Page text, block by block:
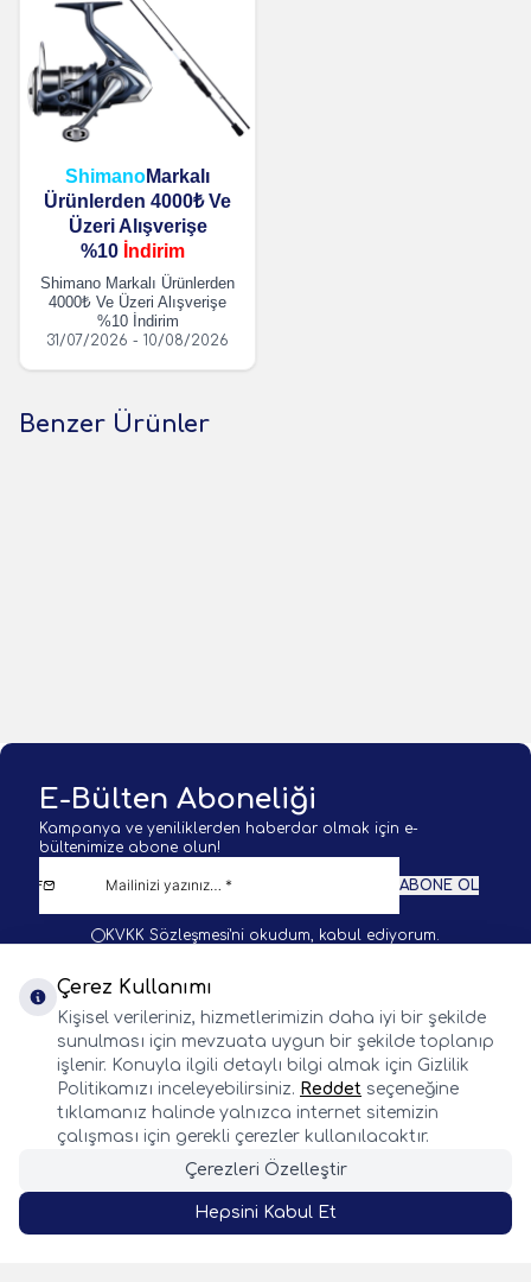
SEPETE EKLE
ShimanoMarkalı
Ürünlerden 4000₺ Ve
Üzeri Alışverişe
%10 İndirim
Shimano Markalı Ürünlerden
4000₺ Ve Üzeri Alışverişe
%10 İndirim
31/07/2026 - 10/08/2026
Benzer Ürünler
E-Bülten Aboneliği
Kampanya ve yeniliklerden haberdar olmak için e-
bültenimize abone olun!
ABONE OL
KVKK Sözleşmesi'niokudum, kabul ediyorum.
BALIK AVI KAMP VE DOĞA SPORLARI
WhatsApp
Facebook
TwitterInstagram
Önemli Bilgiler
Çerez Kullanımı
Kişisel verileriniz, hizmetlerimizin daha iyi bir şekilde
sunulması için mevzuata uygun bir şekilde toplanıp
işlenir. Konuyla ilgili detaylı bilgi almak için Gizlilik
Politikamızı inceleyebilirsiniz. Reddet seçeneğine
tıklamanız halinde yalnızca internet sitemizin
çalışması için gerekli çerezler kullanılacaktır.
Çerezleri Özelleştir
Hepsini Kabul Et